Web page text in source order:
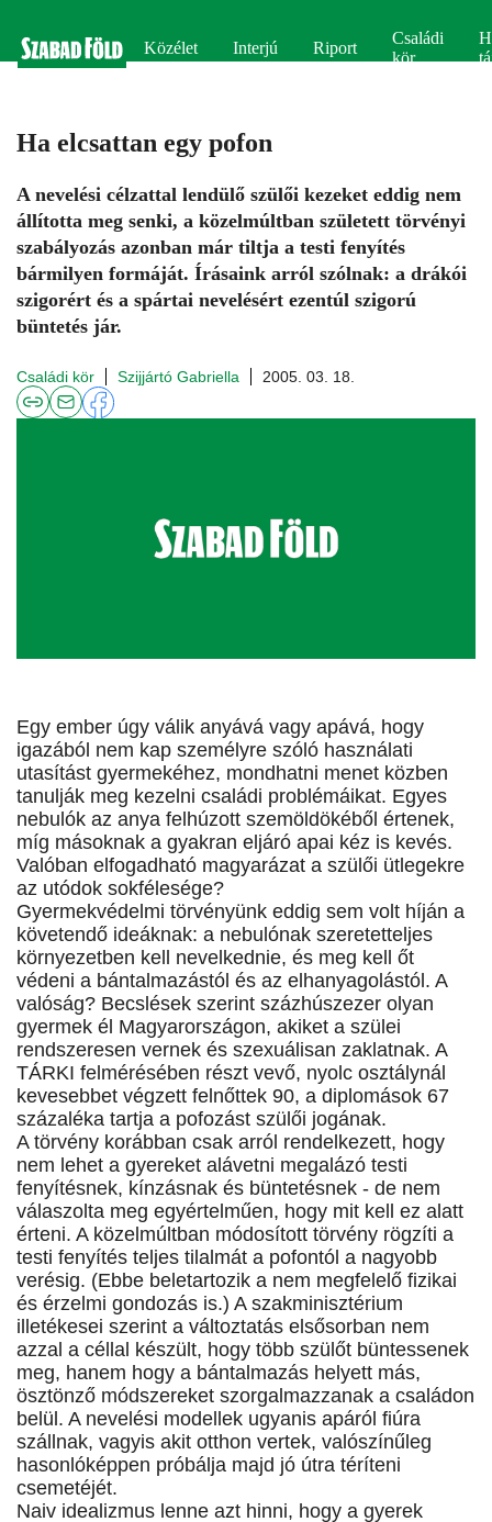
Közélet Interjú Riport
Családi
kör
Ha elcsattan egy pofon
A nevelési célzattal lendülő szülői kezeket eddig nem
állította meg senki, a közelmúltban született törvényi
szabályozás azonban már tiltja a testi fenyítés
bármilyen formáját. Írásaink arról szólnak: a drákói
szigorért és a spártai nevelésért ezentúl szigorú
büntetés jár.
Családi kör Szijjártó Gabriella 2005. 03. 18.
Egy ember úgy válik anyává vagy apává, hogy
igazából nem kap személyre szóló használati
utasítást gyermekéhez, mondhatni menet közben
tanulják meg kezelni családi problémáikat. Egyes
nebulók az anya felhúzott szemöldökéből értenek,
míg másoknak a gyakran eljáró apai kéz is kevés.
Valóban elfogadható magyarázat a szülői ütlegekre
az utódok sokfélesége?
Gyermekvédelmi törvényünk eddig sem volt híján a
követendő ideáknak: a nebulónak szeretetteljes
környezetben kell nevelkednie, és meg kell őt
védeni a bántalmazástól és az elhanyagolástól. A
valóság? Becslések szerint százhúszezer olyan
gyermek él Magyarországon, akiket a szülei
rendszeresen vernek és szexuálisan zaklatnak. A
TÁRKI felmérésében részt vevő, nyolc osztálynál
kevesebbet végzett felnőttek 90, a diplomások 67
százaléka tartja a pofozást szülői jogának.
A törvény korábban csak arról rendelkezett, hogy
nem lehet a gyereket alávetni megalázó testi
fenyítésnek, kínzásnak és büntetésnek - de nem
válaszolta meg egyértelműen, hogy mit kell ez alatt
érteni. A közelmúltban módosított törvény rögzíti a
testi fenyítés teljes tilalmát a pofontól a nagyobb
verésig. (Ebbe beletartozik a nem megfelelő fizikai
és érzelmi gondozás is.) A szakminisztérium
illetékesei szerint a változtatás elsősorban nem
azzal a céllal készült, hogy több szülőt büntessenek
meg, hanem hogy a bántalmazás helyett más,
ösztönző módszereket szorgalmazzanak a családon
belül. A nevelési modellek ugyanis apáról fiúra
szállnak, vagyis akit otthon vertek, valószínűleg
hasonlóképpen próbálja majd jó útra téríteni
csemetéjét.
Naiv idealizmus lenne azt hinni, hogy a gyerek